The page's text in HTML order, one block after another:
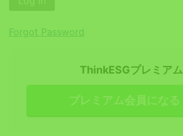
Forgot Password
ThinkESGプレミアム
プレミアム会員になる